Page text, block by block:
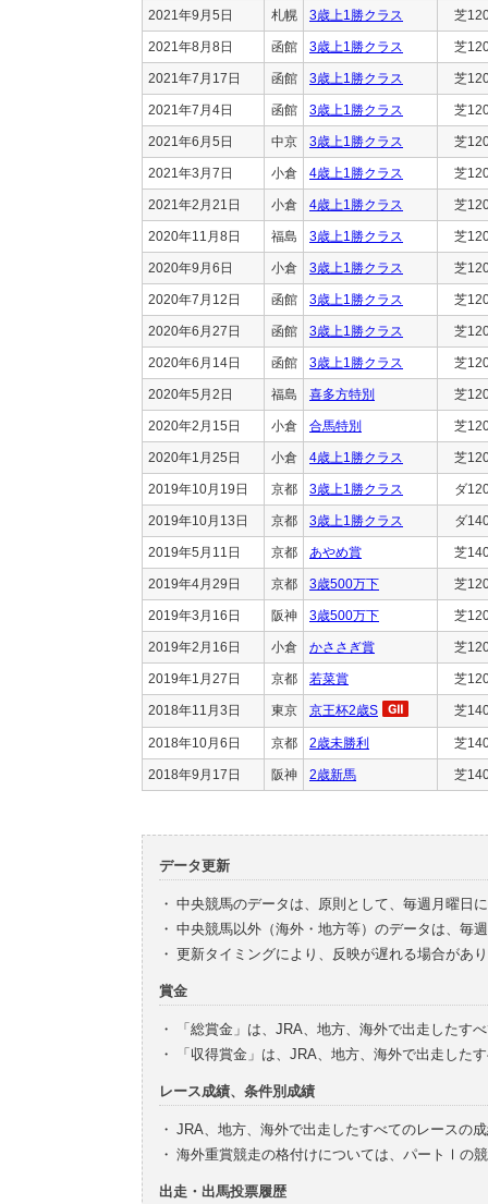
2021年9月5日 札幌 3歳上1勝クラス 芝
2021年8月8日 函館 3歳上1勝クラス 芝
2021年7月17日 函館 3歳上1勝クラス 芝
2021年7月4日 函館 3歳上1勝クラス 芝
2021年6月5日 中京 3歳上1勝クラス 芝
2021年3月7日 小倉 4歳上1勝クラス 芝
2021年2月21日 小倉 4歳上1勝クラス 芝
2020年11月8日 福島 3歳上1勝クラス 芝
2020年9月6日 小倉 3歳上1勝クラス 芝
2020年7月12日 函館 3歳上1勝クラス 芝
2020年6月27日 函館 3歳上1勝クラス 芝
2020年6月14日 函館 3歳上1勝クラス 芝
2020年5月2日 福島 喜多方特別 芝
2020年2月15日 小倉 合馬特別 芝
2020年1月25日 小倉 4歳上1勝クラス 芝
2019年10月19日 京都 3歳上1勝クラス ダ
2019年10月13日 京都 3歳上1勝クラス ダ
2019年5月11日 京都 あやめ賞 芝
2019年4月29日 京都 3歳500万下 芝
2019年3月16日 阪神 3歳500万下 芝
2019年2月16日 小倉 かささぎ賞 芝
2019年1月27日 京都 若菜賞 芝
2018年11月3日 東京 京王杯2歳S 芝
2018年10月6日 京都 2歳未勝利 芝
2018年9月17日 阪神 2歳新馬 芝
データ更新
・ 中央競馬のデータは、原則として、毎週月曜日
・ 中央競馬以外（海外・地方等）のデータは、毎
・ 更新タイミングにより、反映が遅れる場合があ
賞金
・
「総賞金」は、JRA、地方、海外で出走したす
・
「収得賞金」は、JRA、地方、海外で出走した
レース成績、条件別成績
・ JRA、地方、海外で出走したすべてのレースの
・ 海外重賞競走の格付けについては、パートⅠの
出走・出馬投票履歴